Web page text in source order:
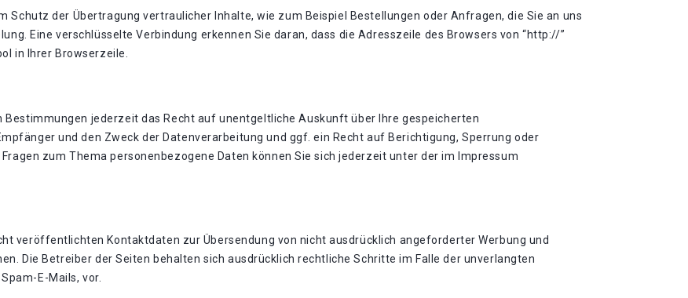
Schutz der Übertragung vertraulicher Inhalte, wie zum Beispiel Bestellungen oder Anfragen, die Sie an uns
Eine verschlüsselte Verbindung erkennen Sie daran, dass die Adresszeile des Browsers von “http://”
in Ihrer Browserzeile.
jederzeit das Recht auf unentgeltliche Auskunft über Ihre gespeicherten
und den Zweck der Datenverarbeitung und ggf. ein Recht auf Berichtigung, Sperrung oder
zum Thema personenbezogene Daten können Sie sich jederzeit unter der im Impressum
veröffentlichten Kontaktdaten zur Übersendung von nicht ausdrücklich angeforderter Werbung und
Die Betreiber der Seiten behalten sich ausdrücklich rechtliche Schritte im Falle der unverlangten
E-Mails, vor.